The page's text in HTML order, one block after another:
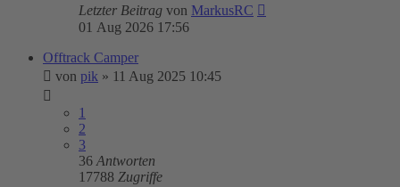
Letzter Beitrag von MarkusRC
01 Aug 2026 17:56
Offtrack Camper
von pik » 11 Aug 2025 10:45
1
2
3
36 Antworten
17788 Zugriffe